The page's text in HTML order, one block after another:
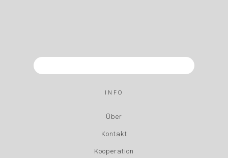
INFO
Über
Kontakt
Kooperation